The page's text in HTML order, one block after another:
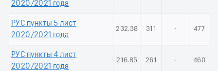
2020/2021 года
РУС пункты 5 лист
2020/2021 года
232.38 311 - 477
РУС пункты 4 лист
2020/2021 года
216.85 261 - 460